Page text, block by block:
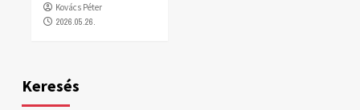
Kovács Péter
2026.05.26.
Keresés